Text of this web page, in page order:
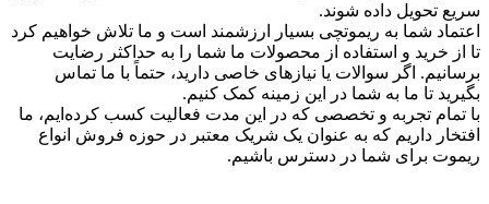
سریع تحویل داده شوند.
اعتماد شما به ریموتچی بسیار ارزشمند است و ما تلاش خواهیم کرد
تا از خرید و استفاده از محصولات ما شما را به حداکثر رضایت
برسانیم. اگر سوالات یا نیازهای خاصی دارید، حتماً با ما تماس
بگیرید تا ما به شما در این زمینه کمک کنیم.
با تمام تجربه و تخصصی که در این مدت فعالیت کسب کرده‌ایم، ما
افتخار داریم که به عنوان یک شریک معتبر در حوزه فروش انواع
ریموت برای شما در دسترس باشیم.